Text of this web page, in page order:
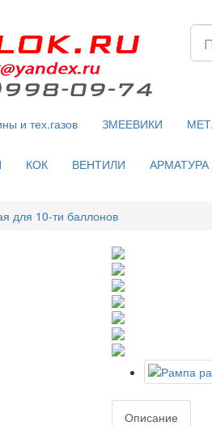
и тех.газов ЗМЕЕВИКИ
КОК ВЕНТИЛИ
для 10-ти баллонов
Описание